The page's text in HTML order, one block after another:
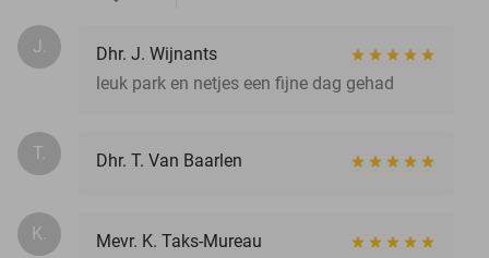
J.
Dhr. J. Wijnants
leuk park en netjes een fijne dag gehad
T. Dhr. T. Van Baarlen
K.
Mevr. K. Taks-Mureau